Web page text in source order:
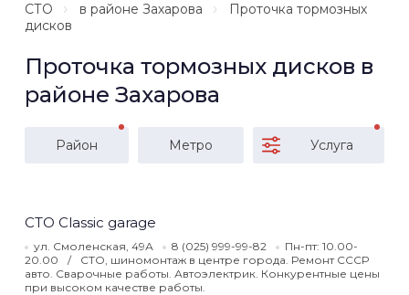
СТО в районе Захарова
Проточка тормозных
дисков
Проточка тормозных дисков в
районе Захарова
Район Метро Услуга
СТО Classic garage
ул. Смоленская, 49А 8 (025) 999-99-82
Пн-пт: 10.00-
20.00
СТО, шиномонтаж в центре города. Ремонт СССР
авто. Сварочные работы. Автоэлектрик. Конкурентные цены
при высоком качестве работы.